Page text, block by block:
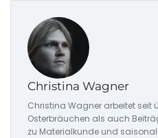
Christina Wagner
Christina Wagner arbeitet seit
Osterbräuchen als auch
zu Materialkunde und